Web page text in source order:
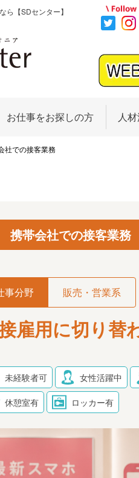
ら 【SDセンター】
お仕事をお探しの方 人
社での接客業務
携帯会社での接客業務
事分野 販売・営業系
雇用に切り替
未経験者可 女性活躍中
休憩室有 ロッカー有